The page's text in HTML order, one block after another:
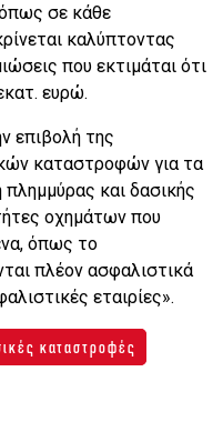
σε κάθε
καλύπτοντας
που εκτιμάται ότι
ευρώ.
επιβολή της
καταστροφών για τα
και δασικής
οχημάτων που
όπως το
πλέον ασφαλιστικά
εταιρίες».
καταστροφές